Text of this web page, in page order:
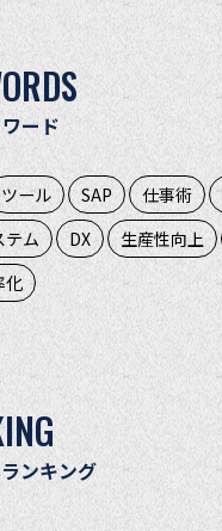
ード
ツール SAP 仕事術
テム
DX 生産性向上
化
ンキング